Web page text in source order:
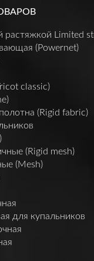
растяжкой Limited
(Powernet)
classic)
(Rigid fabric)
(Rigid mesh)
(Mesh)
для купальников